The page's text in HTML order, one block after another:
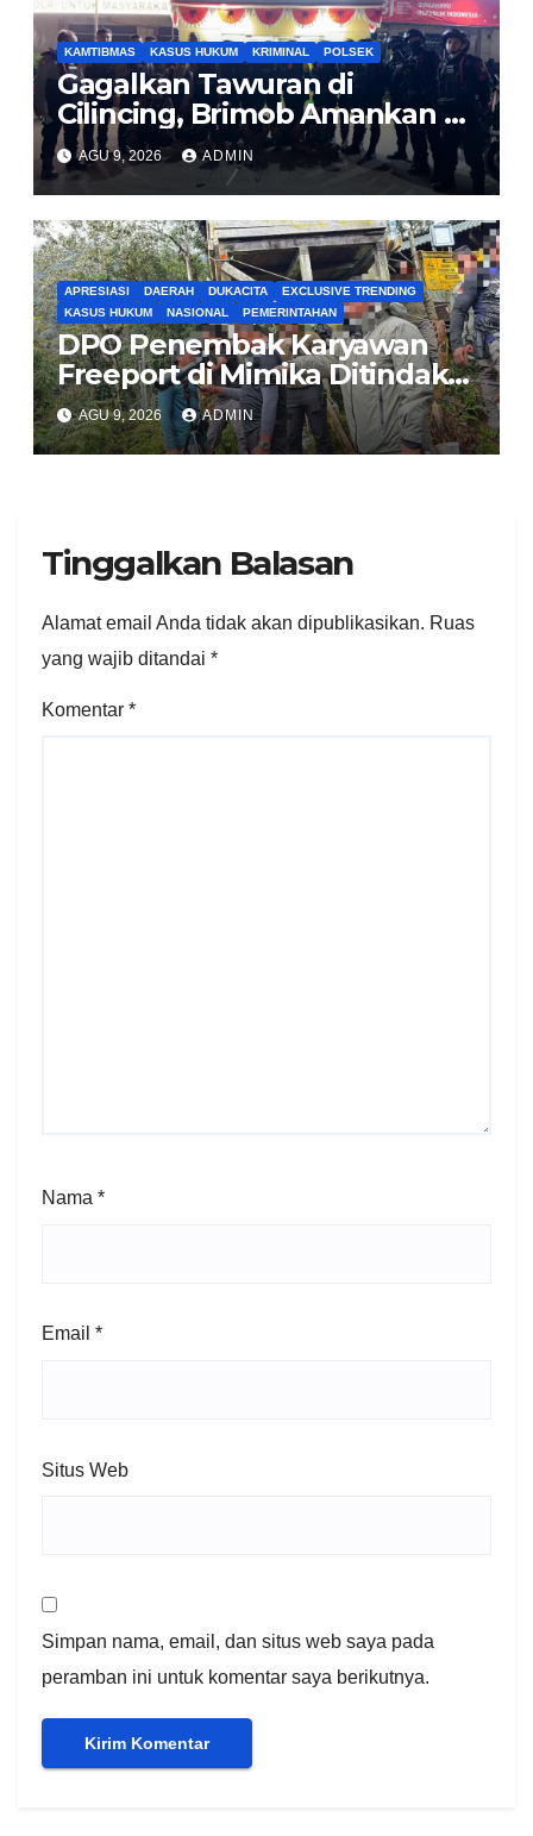
KAMTIBMAS KASUS HUKUM KRIMINAL POLSEK
Gagalkan Tawuran di
Cilincing, Brimob Amankan 5
Pemuda dan 2 Bilah Parang
AGU 9, 2026 ADMIN
APRESIASI DAERAH DUKACITA
EXCLUSIVE TRENDING
KASUS HUKUM
NASIONAL PEMERINTAHAN
DPO Penembak Karyawan
Freeport di Mimika Ditindak
Satgas Amole-2026 di
Tembagapura
AGU 9, 2026 ADMIN
Tinggalkan Balasan
Alamat email Anda tidak akan dipublikasikan. Ruas
yang wajib ditandai *
Komentar *
Nama *
Email *
Situs Web
Simpan nama, email, dan situs web saya pada
peramban ini untuk komentar saya berikutnya.